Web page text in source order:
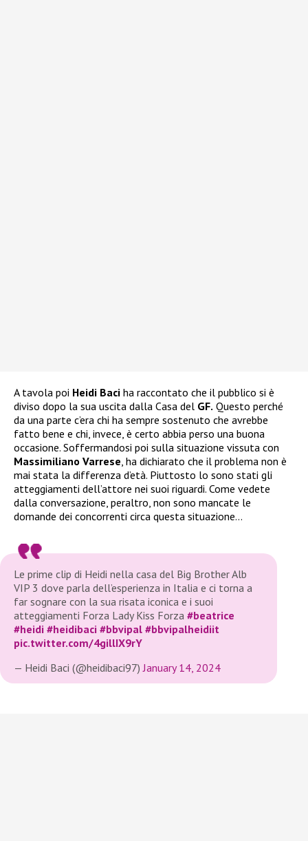
A tavola poi Heidi Baci ha raccontato che il pubblico si è
diviso dopo la sua uscita dalla Casa del GF. Questo perché
da una parte c’era chi ha sempre sostenuto che avrebbe
fatto bene e chi, invece, è certo abbia perso una buona
occasione. Soffermandosi poi sulla situazione vissuta con
Massimiliano Varrese, ha dichiarato che il problema non è
mai stata la differenza d’età. Piuttosto lo sono stati gli
atteggiamenti dell’attore nei suoi riguardi. Come vedete
dalla conversazione, peraltro, non sono mancate le
domande dei concorrenti circa questa situazione…
Le prime clip di Heidi nella casa del Big Brother Alb
VIP 3 dove parla dell’esperienza in Italia e ci torna a
far sognare con la sua risata iconica e i suoi
atteggiamenti Forza Lady Kiss Forza #beatrice
#heidi #heidibaci #bbvipal #bbvipalheidiit
pic.twitter.com/4gillIX9rY
— Heidi Baci (@heidibaci97)January 14, 2024